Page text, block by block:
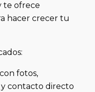
te ofrece
hacer crecer tu
fotos,
contacto directo